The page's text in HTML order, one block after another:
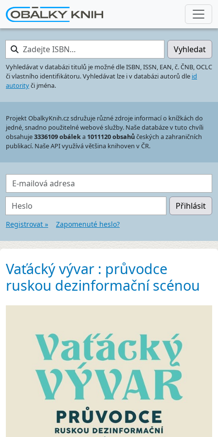
Zadejte ISBN… Vyhledat
Vyhledávat v databázi titulů je možné dle ISBN, ISSN, EAN, č. ČNB, OCLC
či vlastního identifikátoru. Vyhledávat lze i v databázi autorů dle id
autorityči jména.
Projekt ObalkyKnih.cz sdružuje různé zdroje informací o knížkách do
jedné, snadno použitelné webové služby. Naše databáze v tuto chvíli
obsahuje3336109 obáleka 1011120 obsahůčeských a zahraničních
publikací. Naše API využívá většina knihoven v ČR.
E-mailová adresa
Heslo Přihlásit
Registrovat » Zapomenuté heslo?
Vaťácký vývar : průvodce
ruskou dezinformační scénou